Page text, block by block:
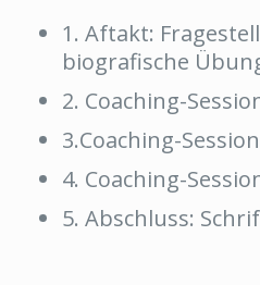
1. Aftakt:
biografische
2. Coaching-
3.Coaching-
4. Coaching-
5. Abschluss: